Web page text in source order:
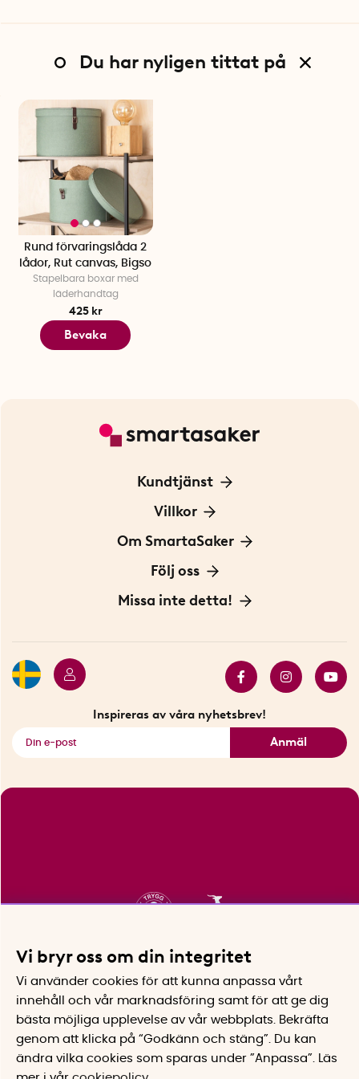
Du har nyligen tittat på
Rund förvaringslåda 2
lådor, Rut canvas, Bigso
Stapelbara boxar med
läderhandtag
425 kr
Bevaka
Kundtjänst
Kontakta oss
För Företag
Villkor
Frakt och leverans
Personuppgiftspolicy
Om SmartaSaker
Om oss
Vår historia
Följ oss
Blogg: Smarta tips
Missa inte detta!
Inspireras av våra nyhetsbrev!
Anmäl
Vi bryr oss om din integritet
Vi använder cookies för att kunna anpassa vårt
innehåll och vår marknadsföring samt för att ge dig
bästa möjliga upplevelse av vår webbplats.
Bekräfta
genom att klicka på “Godkänn och stäng”. Du kan
ändra vilka cookies som sparas under ”Anpassa”.
Läs